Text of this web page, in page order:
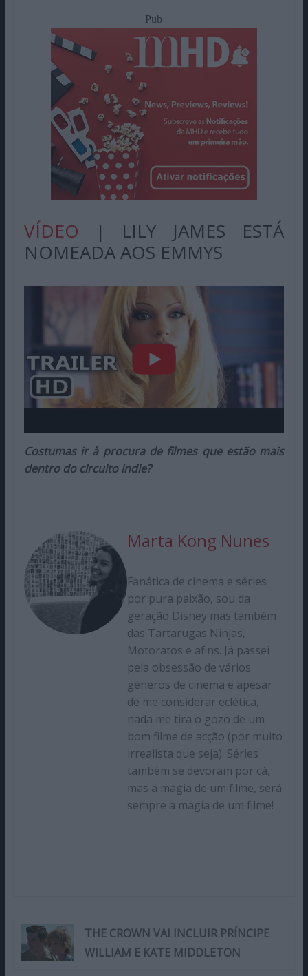
Pub
VÍDEO | LILY JAMES ESTÁ
NOMEADA AOS EMMYS
Costumas ir à procura de filmes que estão mais
dentro do circuito indie?
Marta Kong Nunes
Fanática de cinema e séries
por pura paixão, sou da
geração Disney mas também
das Tartarugas Ninjas,
Motoratos e afins. Já passei
pela obsessão de vários
géneros de cinema e apesar
de me considerar eclética,
nada me tira o gozo de um
bom filme de acção (por muito
irrealista que seja). Séries
também se devoram por cá,
mas a magia de um filme, será
sempre a magia de um filme!
THE CROWN VAI INCLUIR PRÍNCIPE
WILLIAM E KATE MIDDLETON